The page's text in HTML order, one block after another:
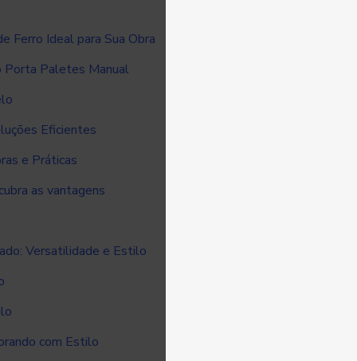
Ferro Ideal para Sua Obra
Porta Paletes Manual
Eficientes
e Práticas
as vantagens
Versatilidade e Estilo
com Estilo